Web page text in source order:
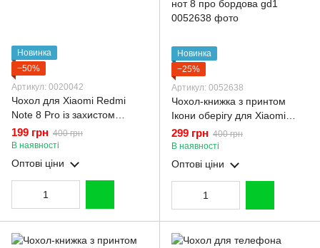
Новинка
−50%
Артикул: 0020042
Чохол для Xiaomi Redmi
Note 8 Pro із захистом
камери із золотою
окантовкою на сяомі редмі
нот 8 про чорний gs1
199 грн 400 грн
В наявності
Оптові ціни
Новинка
−25%
Артикул: 0052638
Чохол-книжка з принтом
Ікони оберігу для Xiaomi
Redmi Note 8 Pro з
підставкою на сяомі редмі
нот 8 про бордова gd1
299 грн 400 грн
В наявності
Оптові ціни